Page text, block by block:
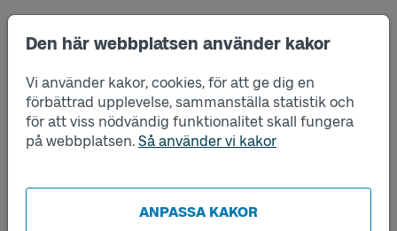
Den här webbplatsen använder kakor
Vi använder kakor, cookies, för att ge dig en
förbättrad upplevelse, sammanställa statistik och
för att viss nödvändig funktionalitet skall fungera
på webbplatsen. Så använder vi kakor
ANPASSA KAKOR
Så påverkas trafiken
6 augusti klockan 04:00 till 17 augusti
klockan 03:59